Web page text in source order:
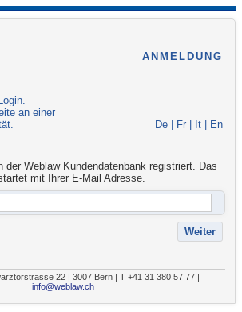
ANMELDUNG
an einer
De Fr It En
der Weblaw Kundendatenbank registriert. Das
mit Ihrer E-Mail Adresse.
22 | 3007 Bern | T +41 31 380 57 77 |
info@weblaw.ch